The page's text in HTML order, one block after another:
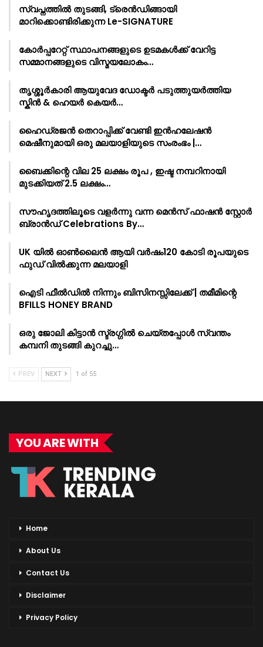
സ്വപ്നത്തിൽ തുടങ്ങി, ട്രെൻഡിങ്ങായി
മാറിക്കൊണ്ടിരിക്കുന്ന Le-SIGNATURE
കോർപ്പറേറ്റ് സ്ഥാപനങ്ങളുടെ ഉടമകൾക്ക് വേറിട്ട
സമ്മാനങ്ങളുടെ വിസ്മയലോകം…
തൃശ്ശൂർകാരി ആയുവേദ ഡോക്ടർ പടുത്തുയർത്തിയ
സ്കിൻ & ഹെയർ കെയർ…
ഹൈഡ്രജൻ തെറാപ്പിക്ക് വേണ്ടി ഇൻഹലേഷൻ
മെഷീനുമായി ഒരു മലയാളിയുടെ സംരംഭം |…
ബൈക്കിന്റെ വില 25 ലക്ഷം രൂപ , ഇഷ്ട നമ്പറിനായി
മുടക്കിയത് 2.5 ലക്ഷം…
സൗഹൃദത്തിലൂടെ വളർന്നു വന്ന മെൻസ് ഫാഷൻ സ്റ്റോർ
ബ്രാൻഡ് Celebrations By…
UK യിൽ ഓൺലൈൻ ആയി വർഷം120 കോടി രൂപയുടെ
ഫുഡ് വിൽക്കുന്ന മലയാളി
ഐടി ഫീൽഡിൽ നിന്നും ബിസിനസ്സിലേക്ക് | തമീമിന്റെ
BFILLS HONEY BRAND
ഒരു ജോലി കിട്ടാൻ സ്ട്രഗ്ഗിൽ ചെയ്തപ്പോൾ സ്വന്തം
കമ്പനി തുടങ്ങി കുറച്ചു…
PREV NEXT 1 of 55
YOU ARE WITH
Home
About Us
Contact Us
Disclaimer
Privacy Policy